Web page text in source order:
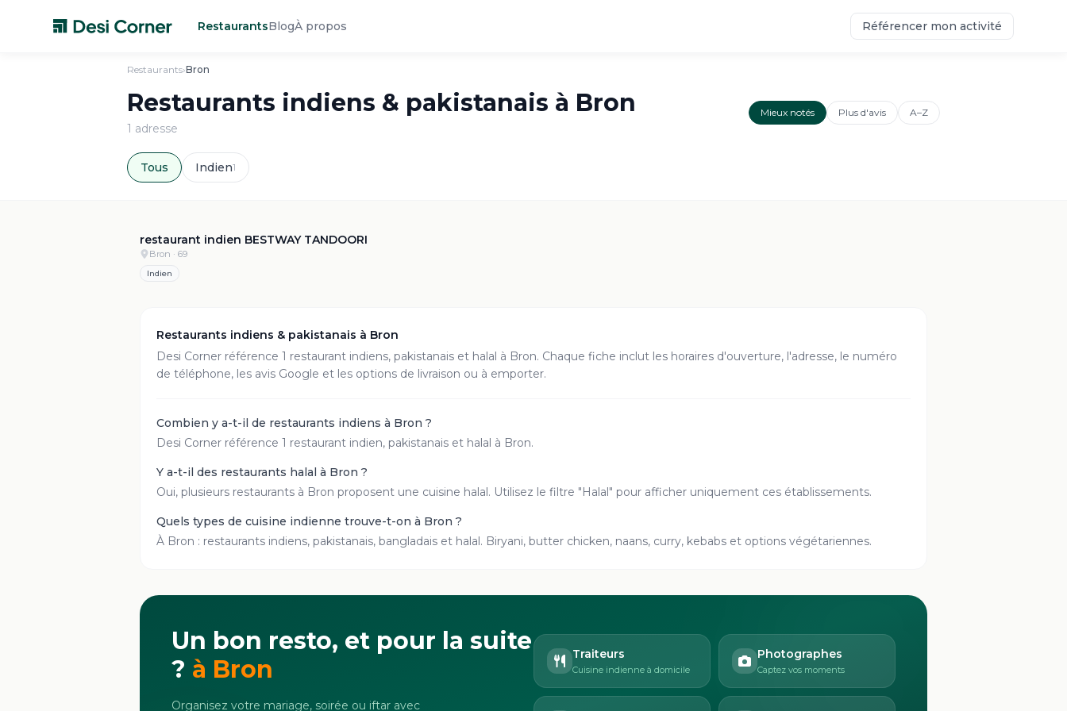
RestaurantsBlogÀ propos Référencer mon activité
Restaurants›Bron
Restaurants indiens & pakistanais à Bron
1 adresse
Mieux notés Plus d'avis A–Z
Tous Indien1
restaurant indien BESTWAY TANDOORI
Bron · 69
Indien
Restaurants indiens & pakistanais à Bron
Desi Corner référence 1 restaurant indiens, pakistanais et halal à Bron. Chaque fiche inclut les horaires d'ouverture, l'adresse, le numéro
de téléphone, les avis Google et les options de livraison ou à emporter.
Combien y a-t-il de restaurants indiens à Bron ?
Desi Corner référence 1 restaurant indien, pakistanais et halal à Bron.
Y a-t-il des restaurants halal à Bron ?
Oui, plusieurs restaurants à Bron proposent une cuisine halal. Utilisez le filtre "Halal" pour afficher uniquement ces établissements.
Quels types de cuisine indienne trouve-t-on à Bron ?
À Bron : restaurants indiens, pakistanais, bangladais et halal. Biryani, butter chicken, naans, curry, kebabs et options végétariennes.
Un bon resto, et pour la suite
? à Bron
Organisez votre mariage, soirée ou iftar avec
Traiteurs
Cuisine indienne à domicile
Photographes
Captez vos moments